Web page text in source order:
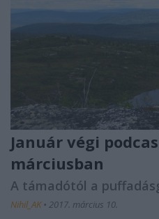
Január végi
márciusban
A támadótól a
Nihil_AK • 2017. március 10.